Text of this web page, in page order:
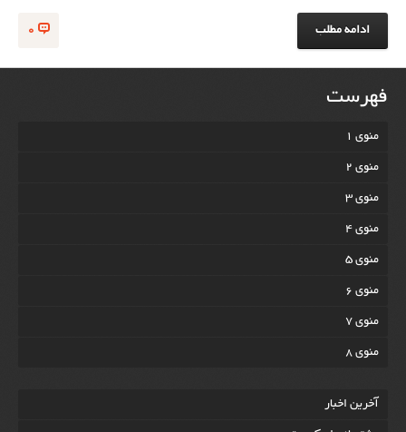
0 ادامه مطلب
فهرست
منوی 1
منوی 2
منوی 3
منوی 4
منوی 5
منوی 6
منوی 7
منوی 8
آخرين اخبار